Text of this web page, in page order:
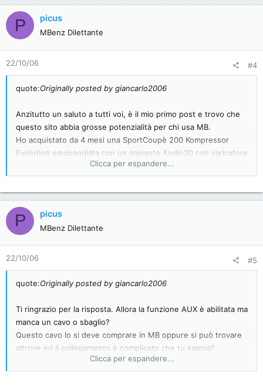
P picus
MBenz Dilettante
22/10/06 #4
quote:Originally posted by giancarlo2006
Anzitutto un saluto a tutti voi, è il mio primo post e trovo che
questo sito abbia grosse potenzialità per chi usa MB.
Ho acquistato da 4 mesi una SportCoupè 200 Kompressor
Evolution equipaggiata con un impianto Audio20 con caricatore
Volendo capire se tale impianto acccetta connessioni AUX ho
pigiato il tasto CDC come scritto sul manuale e mi compare la
scritta "INPUT ACTIVE".
La domanda, non avendo trovato nessuna presa all'interno del
cassetto portaoggetti mi chiedo: secondo voi sono io che non
la trovo o il mio modello non la prevede?
Se non prevista è possibile intervenire e con quale costi? E'
possibile fare un po' di fai da te eventualemente per
aggiungere la presa.
ne sono venuto a capo.
Clicca per espandere...
P picus
MBenz Dilettante
22/10/06 #5
quote:Originally posted by giancarlo2006
Ti ringrazio per la risposta. Allora la funzione AUX è abilitata ma
manca un cavo o sbaglio?
Questo cavo lo si deve comprare in MB oppure si può trovare
altrove ed il collegamento è complicato che tu sappia?
Clicca per espandere...